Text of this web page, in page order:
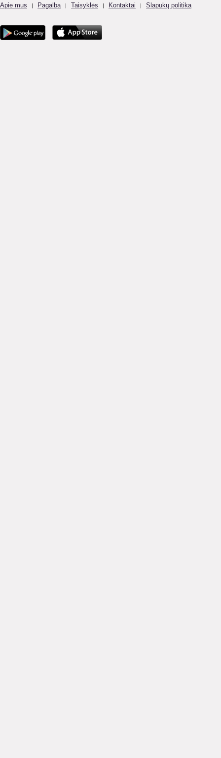
Apie mus | Pagalba | Taisyklės | Kontaktai | Slapukų politika